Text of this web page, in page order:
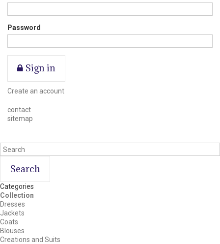
Password
Sign in
Create an account
contact
sitemap
Search
Categories
Collection
Dresses
Jackets
Coats
Blouses
Creations and Suits